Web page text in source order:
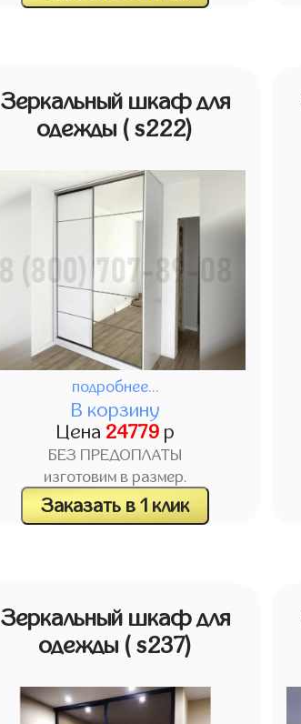
Зеркальный шкаф для
одежды ( s222)
подробнее...
В корзину
Цена 24779р
БЕЗ ПРЕДОПЛАТЫ
изготовим в размер.
Заказать в 1 клик
Зеркальный шкаф для
одежды ( s237)